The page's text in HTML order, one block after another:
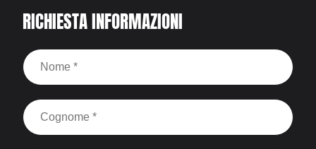
RICHIESTA INFORMAZIONI